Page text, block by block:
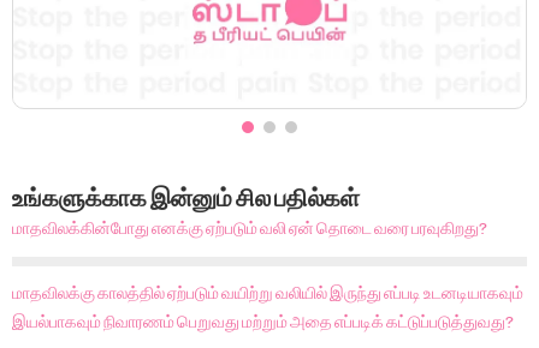
உங்களுக்காக இன்னும் சில பதில்கள்
மாதவிலக்கின்போது எனக்கு ஏற்படும் வலி ஏன் தொடை வரை பரவுகிறது?
மாதவிலக்கு காலத்தில் ஏற்படும் வயிற்று வலியில் இருந்து எப்படி உடனடியாகவும்
இயல்பாகவும் நிவாரணம் பெறுவது மற்றும் அதை எப்படிக் கட்டுப்படுத்துவது?